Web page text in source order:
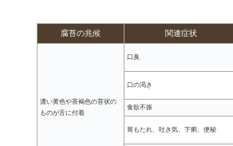
腐苔の兆候 関連症状
濃い黄色や茶褐色の苔状の
ものが舌に付着
口臭
口の渇き
食欲不振
胃もたれ、吐き気、下痢、便秘